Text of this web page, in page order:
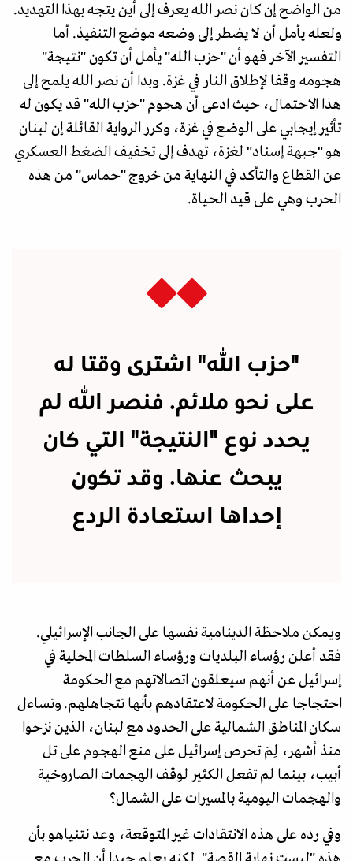
من الواضح إن كان نصر الله يعرف إلى أين يتجه بهذا التهديد.
ولعله يأمل أن لا يضطر إلى وضعه موضع التنفيذ. أما
التفسير الآخر فهو أن "حزب الله" يأمل أن تكون "نتيجة"
هجومه وقفا لإطلاق النار في غزة. وبدا أن نصر الله يلمح إلى
هذا الاحتمال، حيث ادعى أن هجوم "حزب الله" قد يكون له
تأثير إيجابي على الوضع في غزة، وكرر الرواية القائلة إن لبنان
هو "جبهة إسناد" لغزة، تهدف إلى تخفيف الضغط العسكري
عن القطاع والتأكد في النهاية من خروج "حماس" من هذه
الحرب وهي على قيد الحياة.
"حزب الله" اشترى وقتا له
على نحو ملائم. فنصر الله لم
يحدد نوع "النتيجة" التي كان
يبحث عنها. وقد تكون
إحداها استعادة الردع
ويمكن ملاحظة الدينامية نفسها على الجانب الإسرائيلي.
فقد أعلن رؤساء البلديات ورؤساء السلطات المحلية في
إسرائيل عن أنهم سيعلقون اتصالاتهم مع الحكومة
احتجاجا على الحكومة لاعتقادهم بأنها تتجاهلهم. وتساءل
سكان المناطق الشمالية على الحدود مع لبنان، الذين نزحوا
منذ أشهر، لِمَ تحرص إسرائيل على منع الهجوم على تل
أبيب، بينما لم تفعل الكثير لوقف الهجمات الصاروخية
والهجمات اليومية بالمسيرات على الشمال؟
وفي رده على هذه الانتقادات غير المتوقعة، وعد نتنياهو بأن